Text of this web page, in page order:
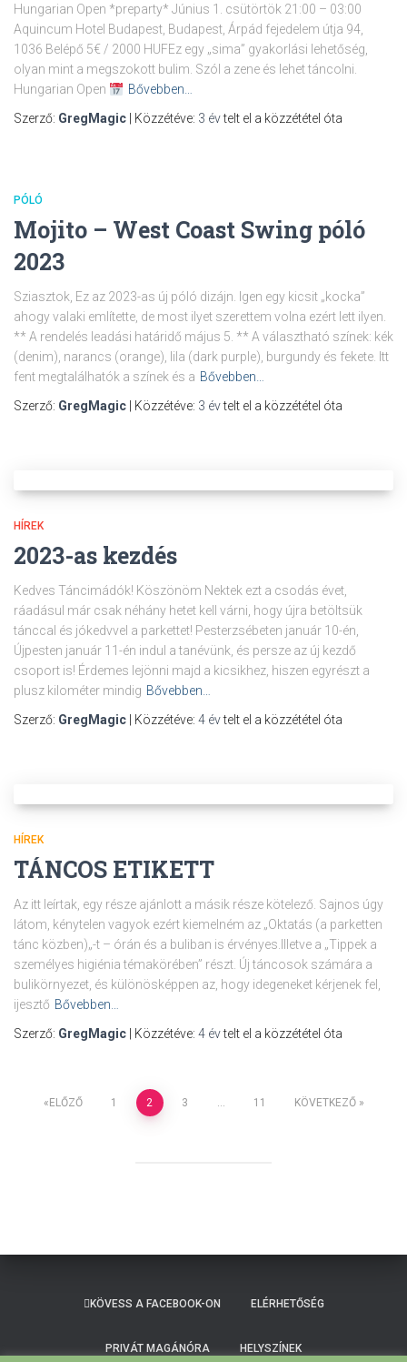
Hungarian Open *preparty* Június 1. csütörtök 21:00 – 03:00
Aquincum Hotel Budapest, Budapest, Árpád fejedelem útja 94,
1036 Belépő 5€ / 2000 HUFEz egy „sima” gyakorlási lehetőség,
olyan mint a megszokott bulim. Szól a zene és lehet táncolni.
Hungarian Open
Bővebben…
Szerző: GregMagic | Közzétéve: 3 évtelt el a közzététel óta
PÓLÓ
Mojito – West Coast Swing póló
2023
Sziasztok, Ez az 2023-as új póló dizájn. Igen egy kicsit „kocka”
ahogy valaki említette, de most ilyet szerettem volna ezért lett ilyen.
** A rendelés leadási határidő május 5. ** A választható színek: kék
(denim), narancs (orange), lila (dark purple), burgundy és fekete. Itt
fent megtalálhatók a színek és a Bővebben…
Szerző: GregMagic | Közzétéve: 3 évtelt el a közzététel óta
HÍREK
2023-as kezdés
Kedves Táncimádók! Köszönöm Nektek ezt a csodás évet,
ráadásul már csak néhány hetet kell várni, hogy újra betöltsük
tánccal és jókedvvel a parkettet! Pesterzsébeten január 10-én,
Újpesten január 11-én indul a tanévünk, és persze az új kezdő
csoport is! Érdemes lejönni majd a kicsikhez, hiszen egyrészt a
plusz kilométer mindig Bővebben…
Szerző: GregMagic | Közzétéve: 4 évtelt el a közzététel óta
HÍREK
TÁNCOS ETIKETT
Az itt leírtak, egy része ajánlott a másik része kötelező. Sajnos úgy
látom, kénytelen vagyok ezért kiemelném az „Oktatás (a parketten
tánc közben)„-t – órán és a buliban is érvényes.Illetve a „Tippek a
személyes higiénia témakörében” részt. Új táncosok számára a
bulikörnyezet, és különösképpen az, hogy idegeneket kérjenek fel,
ijesztő Bővebben…
Szerző: GregMagic | Közzétéve: 4 évtelt el a közzététel óta
Bejegyzések
ELŐZŐ 1 2 3 … 11 KÖVETKEZŐ
KÖVESS A FACEBOOK-ON ELÉRHETŐSÉG
PRIVÁT MAGÁNÓRA HELYSZÍNEK